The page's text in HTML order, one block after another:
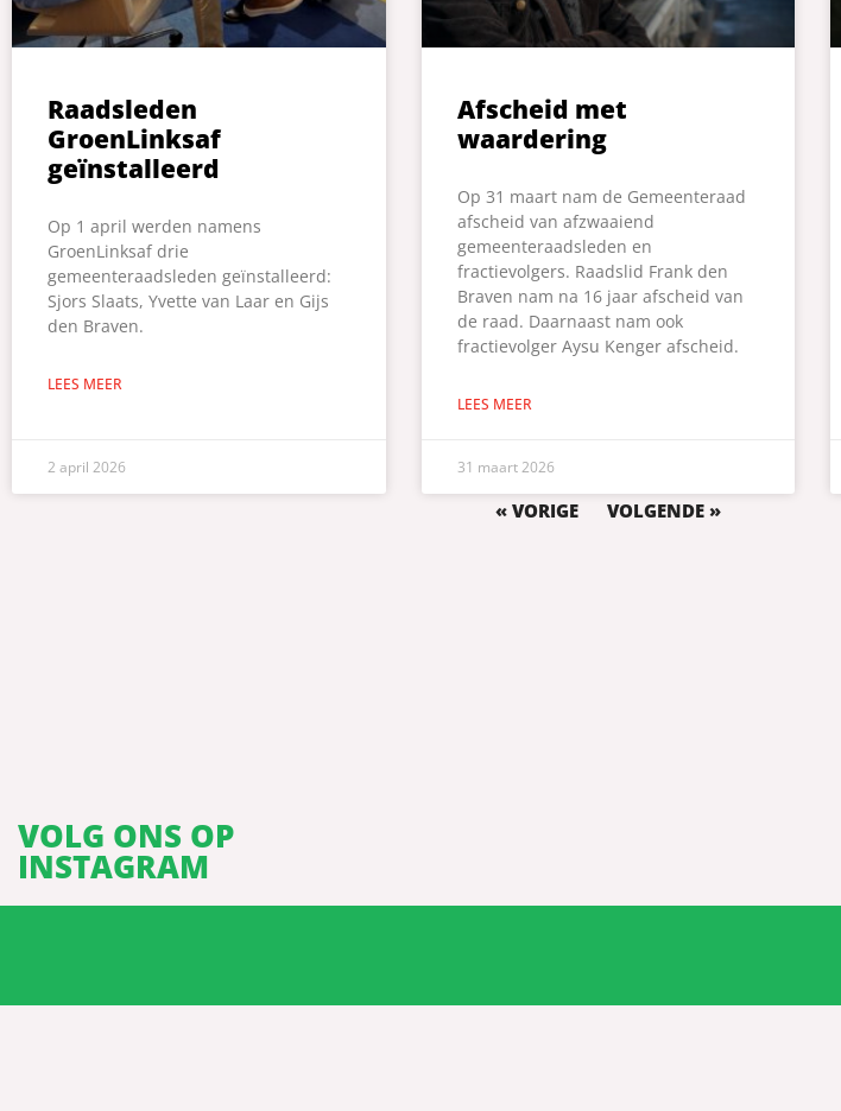
Raadsleden
GroenLinksaf
geïnstalleerd
Op 1 april werden namens
GroenLinksaf drie
gemeenteraadsleden geïnstalleerd:
Sjors Slaats, Yvette van Laar en Gijs
den Braven.
LEES MEER
2 april 2026
Afscheid met
waardering
Op 31 maart nam de Gemeenteraad
afscheid van afzwaaiend
gemeenteraadsleden en
fractievolgers. Raadslid Frank den
Braven nam na 16 jaar afscheid van
de raad. Daarnaast nam ook
fractievolger Aysu Kenger afscheid.
LEES MEER
31 maart 2026
« VORIGE VOLGENDE »
VOLG ONS OP
INSTAGRAM